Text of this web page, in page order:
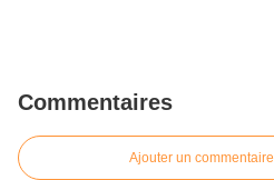
Commentaires
Ajouter un commentaire